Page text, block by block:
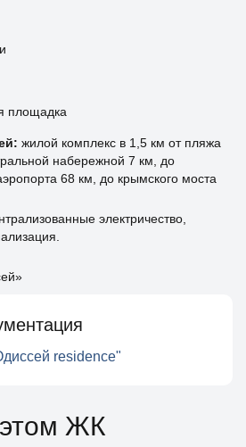
площадка
жилой комплекс в 1,5 км от пляжа
набережной 7 км, до
68 км, до крымского моста
электричество,
residence"
этом ЖК